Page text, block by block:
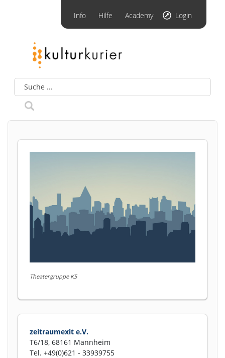
Info Hilfe Academy Login
Theatergruppe K5
zeitraumexit e.V.
T6/18, 68161 Mannheim
Tel. +49(0)621 - 33939755